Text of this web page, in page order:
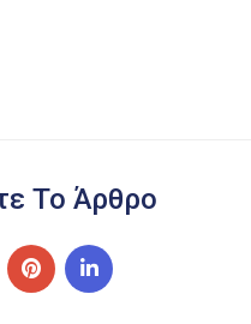
Το Άρθρο